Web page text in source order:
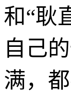
和“耿
自己
满，